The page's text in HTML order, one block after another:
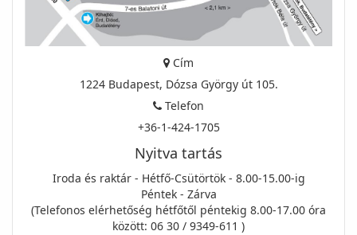
Cím
1224 Budapest, Dózsa György út 105.
Telefon
+36-1-424-1705
Nyitva tartás
Iroda és raktár - Hétfő-Csütörtök - 8.00-15.00-ig
Péntek - Zárva
(Telefonos elérhetőség hétfőtől péntekig 8.00-17.00 óra
között: 06 30 / 9349-611 )